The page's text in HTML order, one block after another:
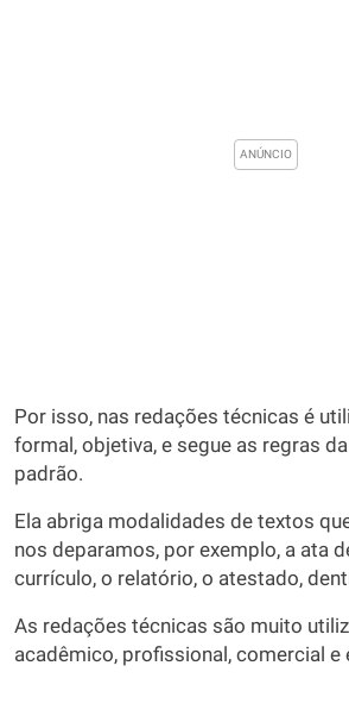
Por isso, nas redações técnicas é
formal, objetiva, e segue as regras
padrão.
Ela abriga modalidades de textos
nos deparamos, por exemplo, a ata
currículo, o relatório, o atestado,
As redações técnicas são muito
acadêmico, profissional, comercial e